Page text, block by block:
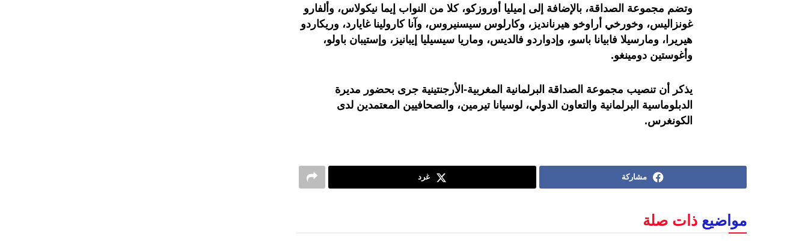
وتضم مجموعة الصداقة، بالإضافة إلى إميليا أوروزكو، كلا من النواب إيما نيكولاس، وألفارو
غونزاليس، وخورخي أراوخو هيرنانديز، وكارلوس سيسنيروس، وآنا كارولينا غايارد، وريكاردو
هيريرا، ومارسيلا فابيانا باسو، وإدواردو فالديس، وماريا سيسيليا إيبانيز، وإستيبان باولو،
وأغوستين دومينغو.
يذكر أن تنصيب مجموعة الصداقة البرلمانية المغربية-الأرجنتينية جرى بحضور مديرة
الدبلوماسية البرلمانية والتعاون الدولي، لوسيانا تيرمين، والصحافيين المعتمدين لدى
الكونغرس.
مشاركة غرد
مواضيع ذات صلة